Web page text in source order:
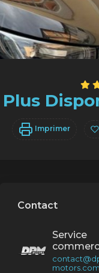
Imprimer
Contact
Service
motors.com